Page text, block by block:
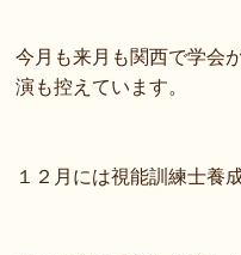
今月も来月も関西で学会
演も控えています。
１２月には視能訓練士養